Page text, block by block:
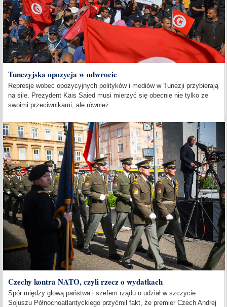
Tunezyjska opozycja w odwrocie
Represje wobec opozycyjnych polityków i mediów w Tunezji przybierają
na sile. Prezydent Kais Saied musi mierzyć się obecnie nie tylko ze
swoimi przeciwnikami, ale również...
Czechy kontra NATO, czyli rzecz o wydatkach
Spór między głową państwa i szefem rządu o udział w szczycie
Sojuszu Północnoatlantyckiego przyćmił fakt, że premier Czech Andrej